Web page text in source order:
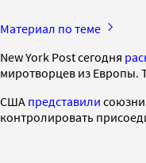
Материал по теме
New York Post сегодня
миротворцев из Европы.
США представили
контролировать